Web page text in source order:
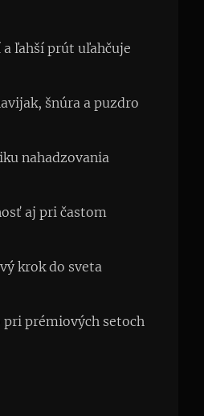
a ľahší prút uľahčuje
šnúra a puzdro
nahadzovania
aj pri častom
krok do sveta
pri prémiových setoch